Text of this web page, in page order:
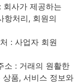
회사가 제공하는
항처리, 회원의
: 사업자 회원
소 : 거래의 원활한
품, 서비스 정보와